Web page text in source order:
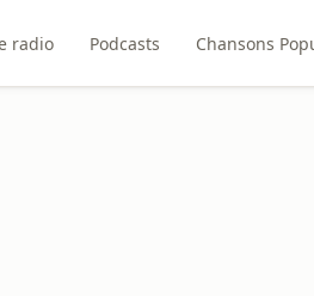
radio Podcasts Chansons